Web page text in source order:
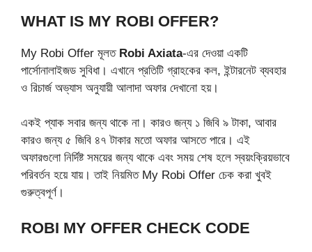
WHAT IS MY ROBI OFFER?
My Robi Offer মূলত Robi Axiata-এর দেওয়া একটি
পার্সোনালাইজড সুবিধা। এখানে প্রতিটি গ্রাহকের কল, ইন্টারনেট ব্যবহার
ও রিচার্জ অভ্যাস অনুযায়ী আলাদা অফার দেখানো হয়।
একই প্যাক সবার জন্য থাকে না। কারও জন্য ১ জিবি ৯ টাকা, আবার
কারও জন্য ৫ জিবি ৪৭ টাকার মতো অফার আসতে পারে। এই
অফারগুলো নির্দিষ্ট সময়ের জন্য থাকে এবং সময় শেষ হলে স্বয়ংক্রিয়ভাবে
পরিবর্তন হয়ে যায়। তাই নিয়মিত My Robi Offer চেক করা খুবই
গুরুত্বপূর্ণ।
ROBI MY OFFER CHECK CODE